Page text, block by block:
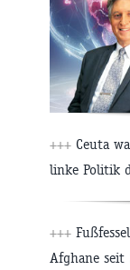
+++ Ceuta
linke Politik
+++
Afghane seit